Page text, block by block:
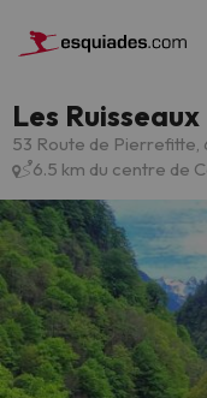
Les Ruisseaux
53 Route de Pierrefitte,
6.5 km du centre de